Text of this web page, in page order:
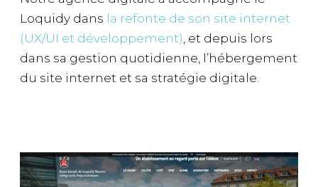
Loquidy dans la refonte de son site internet
(UX/UI et développement) , et depuis lors
dans sa gestion quotidienne, l’hébergement
du site internet et sa stratégie digitale.